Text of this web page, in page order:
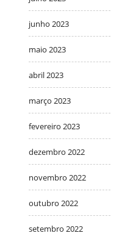
junho 2023
maio 2023
abril 2023
março 2023
fevereiro 2023
dezembro 2022
novembro 2022
outubro 2022
setembro 2022